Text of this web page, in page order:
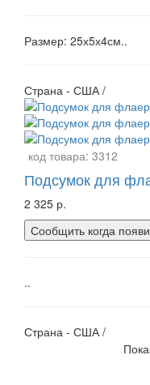
Размер: 25х5х4см..
Страна - США /
код товара: 3312
Подсумок для
2 325 р.
Сообщить когда
..
Страна - США /